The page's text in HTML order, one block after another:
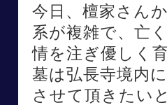
今日、檀家さん
系が複雑で、亡
情を注ぎ優しく
墓は弘長寺境内
させて頂きたい